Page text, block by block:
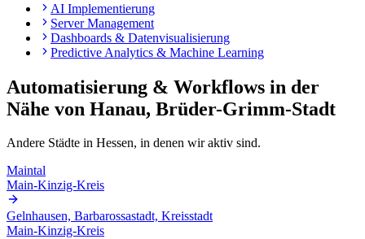
AI Implementierung
Server Management
Dashboards & Datenvisualisierung
Predictive Analytics & Machine Learning
Automatisierung & Workflows in der
Nähe von Hanau, Brüder-Grimm-Stadt
Andere Städte in Hessen, in denen wir aktiv sind.
Maintal
Main-Kinzig-Kreis
Gelnhausen, Barbarossastadt, Kreisstadt
Main-Kinzig-Kreis